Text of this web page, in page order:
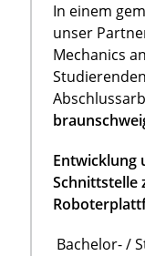
In einem
unser
Mechanics
Entwicklung
Schnittstelle
Bachelor- /